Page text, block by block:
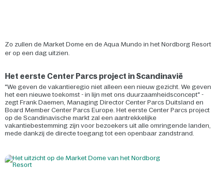
Zo zullen de Market Dome en de Aqua Mundo in het Nordborg Resort
er op een dag uitzien.
Het eerste Center Parcs project in Scandinavië
"We geven de vakantieregio niet alleen een nieuw gezicht. We geven
het een nieuwe toekomst - in lijn met ons duurzaamheidsconcept" -
zegt Frank Daemen, Managing Director Center Parcs Duitsland en
Board Member Center Parcs Europe. Het eerste Center Parcs project
op de Scandinavische markt zal een aantrekkelijke
vakantiebestemming zijn voor bezoekers uit alle omringende landen,
mede dankzij de directe toegang tot een openbaar zandstrand.